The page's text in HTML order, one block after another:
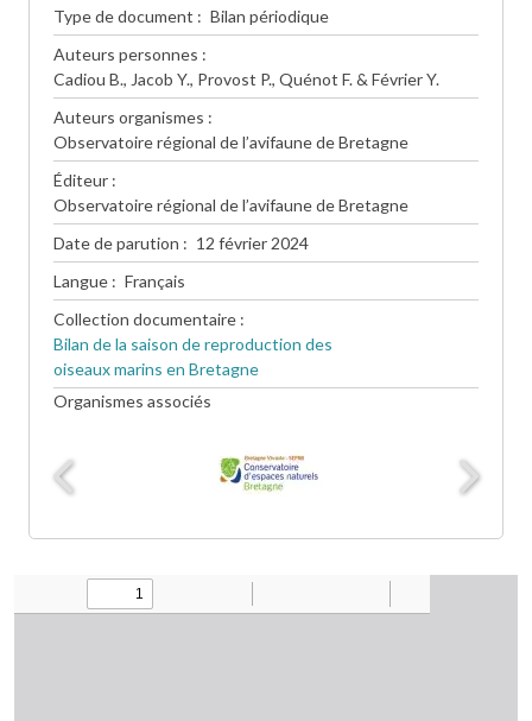
Type de document
Bilan périodique
Auteurs personnes
Cadiou B., Jacob Y., Provost P., Quénot F. & Février Y.
Auteurs organismes
Observatoire régional de l’avifaune de Bretagne
Éditeur
Observatoire régional de l’avifaune de Bretagne
Date de parution
12 février 2024
Langue
Français
Collection documentaire
Bilan de la saison de reproduction des
oiseaux marins en Bretagne
Organismes associés